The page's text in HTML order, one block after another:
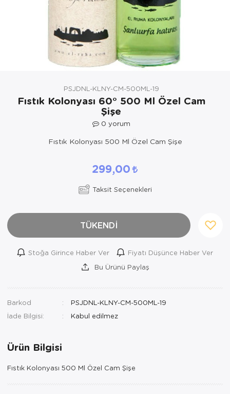
Kozmetik, Kişisel Bakım ve Sağlık
PSJDNL-KLNY-CM-500ML-19
Fıstık Kolonyası 60° 500 Ml Özel Cam
Şişe
0 yorum
Fıstık Kolonyası 500 Ml Özel Cam Şişe
299,00
Taksit Seçenekleri
TÜKENDİ
Stoğa Girince Haber Ver
Fiyatı Düşünce Haber Ver
Bu Ürünü Paylaş
Barkod
PSJDNL-KLNY-CM-500ML-19
İade Bilgisi:
Ürün Bilgisi
Fıstık Kolonyası 500 Ml Özel Cam Şişe